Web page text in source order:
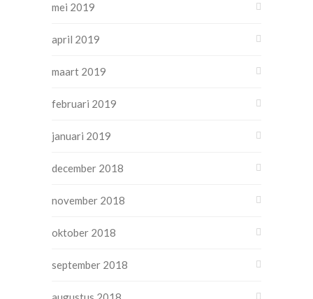
mei 2019
april 2019
maart 2019
februari 2019
januari 2019
december 2018
november 2018
oktober 2018
september 2018